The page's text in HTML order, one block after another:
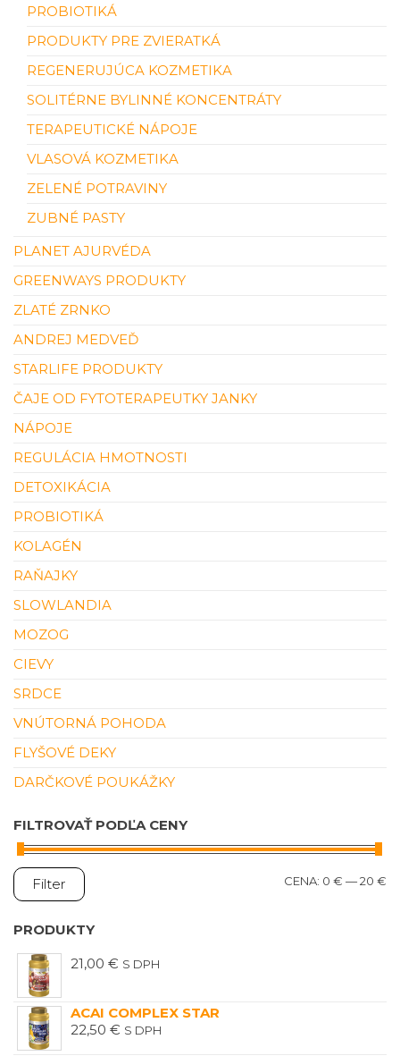
PROBIOTIKÁ
PRODUKTY PRE ZVIERATKÁ
REGENERUJÚCA KOZMETIKA
SOLITÉRNE BYLINNÉ KONCENTRÁTY
TERAPEUTICKÉ NÁPOJE
VLASOVÁ KOZMETIKA
ZELENÉ POTRAVINY
ZUBNÉ PASTY
PLANET AJURVÉDA
GREENWAYS PRODUKTY
ZLATÉ ZRNKO
ANDREJ MEDVEĎ
STARLIFE PRODUKTY
ČAJE OD FYTOTERAPEUTKY JANKY
NÁPOJE
REGULÁCIA HMOTNOSTI
DETOXIKÁCIA
PROBIOTIKÁ
KOLAGÉN
RAŇAJKY
SLOWLANDIA
MOZOG
CIEVY
SRDCE
VNÚTORNÁ POHODA
FLYŠOVÉ DEKY
DARČKOVÉ POUKÁŽKY
FILTROVAŤ PODĽA CENY
Filter CENA: 0 € —20 €
PRODUKTY
21,00 € S DPH
ACAI COMPLEX STAR
22,50 € S DPH